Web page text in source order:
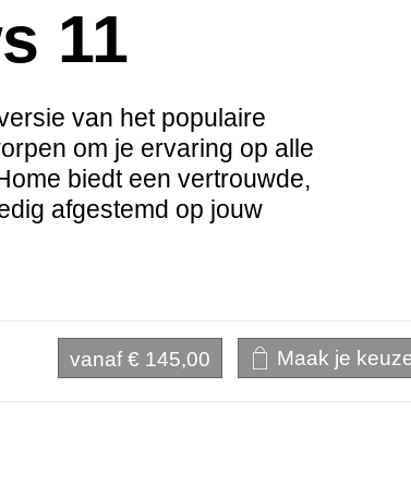
11
van het populaire
om je ervaring op alle
biedt een vertrouwde,
afgestemd op jouw
vanaf€ 145,00